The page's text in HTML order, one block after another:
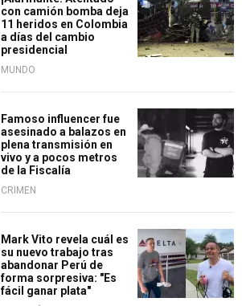
con camión bomba deja
11 heridos en Colombia
a días del cambio
presidencial
MUNDO
Famoso influencer fue
asesinado a balazos en
plena transmisión en
vivo y a pocos metros
de la Fiscalía
CRIMEN
Mark Vito revela cuál es
su nuevo trabajo tras
abandonar Perú de
forma sorpresiva: "Es
fácil ganar plata"